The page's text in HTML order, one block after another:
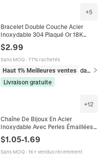
+5
Bracelet Double Couche Acier
Inoxydable 304 Plaqué Or 18K
Perles Colorées Charme Coeur
Lune Main De Fatma Bijoux Pour
Femmes
$2.99
Sans MOQ · 77% rachetés
Haut 1% Meilleures ventes
dans Bracelets
Livraison gratuite
+12
Chaîne De Bijoux En Acier
Inoxydable Avec Perles Émaillées
Colorées Chaîne À Maillons
Croisés Pour Collier Bracelet DIY
$1.05-1.69
Sans MOQ · 1K+ vendus récemment